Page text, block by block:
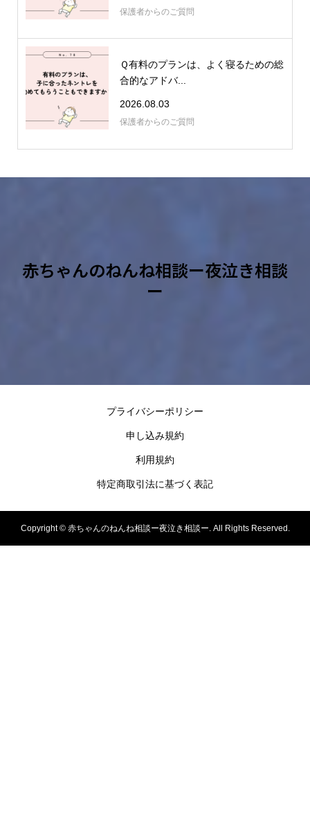
保護者からのご質問
Ｑ有料のプランは、よく寝るための総
合的なアドバ...
2026.08.03
保護者からのご質問
赤ちゃんのねんね相談ー夜泣き相談
ー
プライバシーポリシー
申し込み規約
利用規約
特定商取引法に基づく表記
Copyright ©赤ちゃんのねんね相談ー夜泣き相談ー. All Rights Reserved.